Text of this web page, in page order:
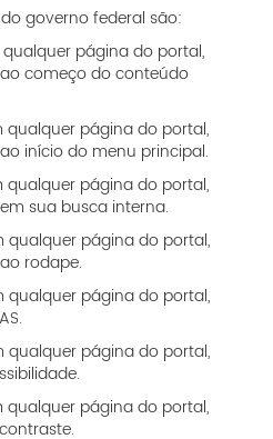
governo federal são:
página do portal,
começo do conteúdo
página do portal,
início do menu principal.
página do portal,
sua busca interna.
qualquer página do portal,
rodape.
qualquer página do portal,
qualquer página do portal,
página do portal,